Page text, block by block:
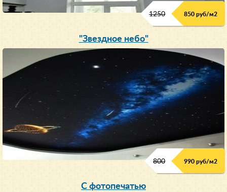
1250 850 руб/м2
"Звездное небо"
800 990 руб/м2
С фотопечатью